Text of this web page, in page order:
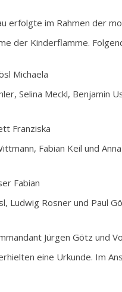
erfolgte im Rahmen der
der Kinderflamme.
Michaela
Selina Meckl, Benjamin
Franziska
Fabian Keil und
Fabian
Ludwig Rosner und Paul
Jürgen Götz und
eine Urkunde. Im